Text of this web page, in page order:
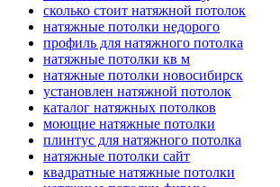
сколько стоит натяжной потолок
натяжные потолки недорого
профиль для натяжного потолка
натяжные потолки кв м
натяжные потолки новосибирск
установлен натяжной потолок
каталог натяжных потолков
моющие натяжные потолки
плинтус для натяжного потолка
натяжные потолки сайт
квадратные натяжные потолки